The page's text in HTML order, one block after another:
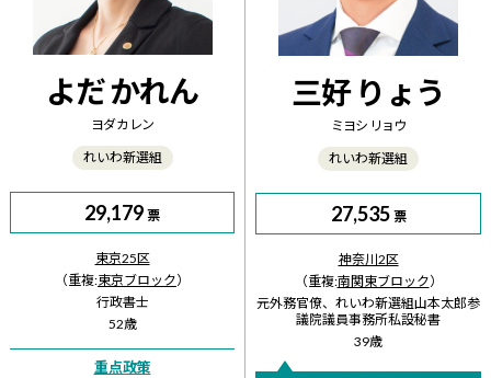
よだ かれん
ヨダ カレン
れいわ新選組
29,179 票
東京25区
（重複:東京ブロック）
行政書士
52歳
重点政策
三好 りょう
ミヨシ リョウ
れいわ新選組
27,535 票
神奈川2区
（重複:南関東ブロック）
元外務官僚、れいわ新選組山本太郎参
議院議員事務所私設秘書
39歳